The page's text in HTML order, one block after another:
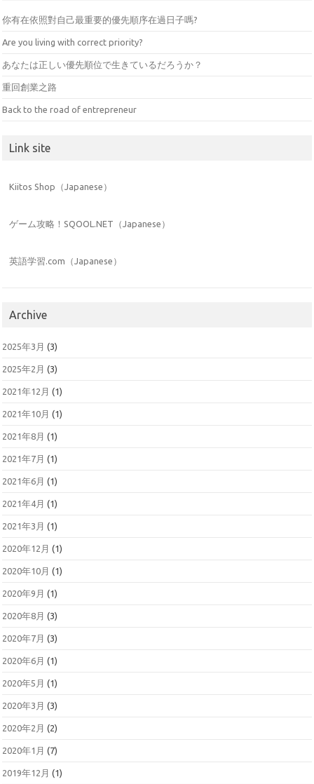
你有在依照對自己最重要的優先順序在過日子嗎?
Are you living with correct priority?
あなたは正しい優先順位で生きているだろうか？
重回創業之路
Back to the road of entrepreneur
Link site
Kiitos Shop（Japanese）
ゲーム攻略！SQOOL.NET（Japanese）
英語学習.com（Japanese）
Archive
2025年3月 (3)
2025年2月 (3)
2021年12月 (1)
2021年10月 (1)
2021年8月 (1)
2021年7月 (1)
2021年6月 (1)
2021年4月 (1)
2021年3月 (1)
2020年12月 (1)
2020年10月 (1)
2020年9月 (1)
2020年8月 (3)
2020年7月 (3)
2020年6月 (1)
2020年5月 (1)
2020年3月 (3)
2020年2月 (2)
2020年1月 (7)
2019年12月 (1)